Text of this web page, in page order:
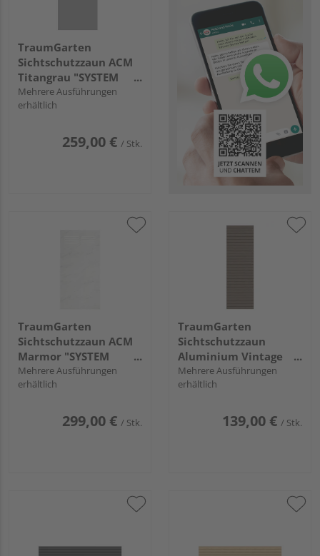
TraumGarten
Sichtschutzzaun ACM
Titangrau "SYSTEM
BOARD"
Mehrere Ausführungen
erhältlich
259,00 € / Stk.
TraumGarten
Sichtschutzzaun ACM
Marmor "SYSTEM
BOARD"
Mehrere Ausführungen
erhältlich
299,00 € / Stk.
TraumGarten
Sichtschutzzaun
Aluminium Vintage
Oak "SYSTEM
RHOMBUS"
Mehrere Ausführungen
erhältlich
139,00 € / Stk.